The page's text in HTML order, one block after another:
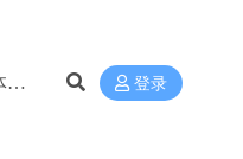
登录